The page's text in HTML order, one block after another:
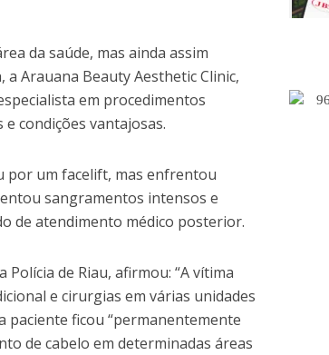
da saúde, mas ainda assim
Arauana Beauty Aesthetic Clinic,
em procedimentos
condições vantajosas.
por um facelift, mas enfrentou
sangramentos intensos e
de atendimento médico posterior.
de Riau, afirmou: “A vítima
e cirurgias em várias unidades
paciente ficou “permanentemente
de cabelo em determinadas áreas